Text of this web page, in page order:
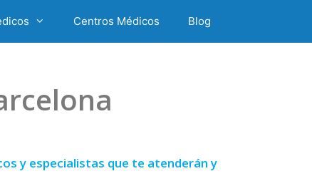
Centros Médicos Blog
y especialistas que te atenderán y